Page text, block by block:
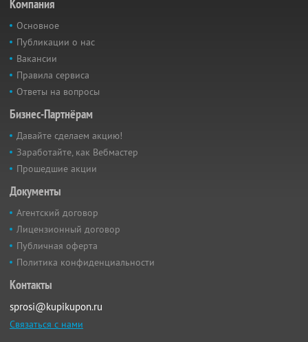
Компания
Основное
Публикации о нас
Вакансии
Правила сервиса
Ответы на вопросы
Бизнес-Партнёрам
Давайте сделаем акцию!
Заработайте, как Вебмастер
Прошедшие акции
Документы
Агентский договор
Лицензионный договор
Публичная оферта
Политика конфиденциальности
Контакты
sprosi@kupikupon.ru
Связаться с нами